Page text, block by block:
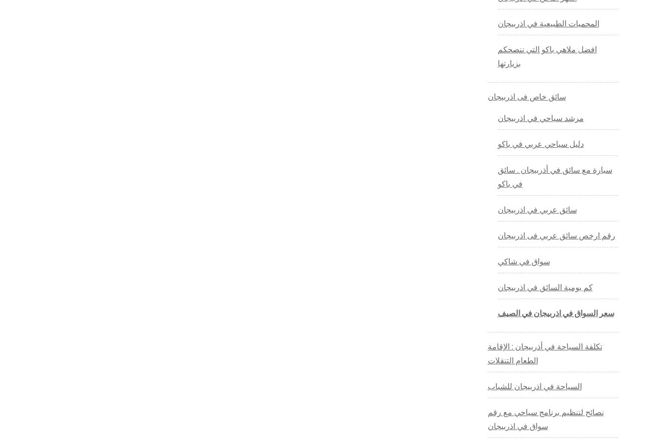
المحميات الطبيعية في اذربيجان
افضل ملاهي باكو التي ننصحكم
بزيارتها
سائق خاص فى اذربيجان
مرشد سياحي في اذربيجان
دليل سياحي عربي في باكو
سيارة مع سائق في أذربيجان . سائق
في باكو
سائق عربي في اذربيجان
رقم ارخص سائق عربي فى اذربيجان
سواق في شاكي
كم يومية السائق في اذربيجان
سعر السواق في اذربيجان في الصيف
تكلفة السياحة في أذربيجان : الإقامة
الطعام التنقلات
السياحة في اذربيجان للشباب
نصائح لتنظيم برنامج سياحي مع رقم
سواق في اذربيجان